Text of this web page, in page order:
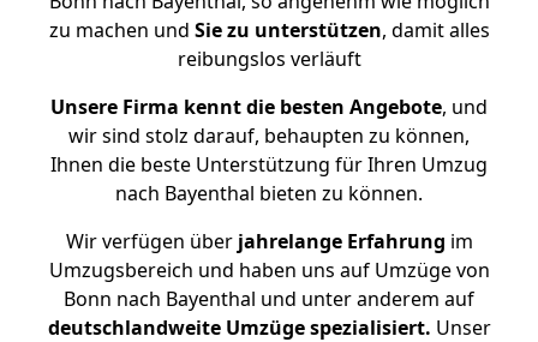
zu machen und Sie zu unterstützen, damit alles
reibungslos verläuft
Unsere Firma kennt die besten Angebote, und
wir sind stolz darauf, behaupten zu können,
Ihnen die beste Unterstützung für Ihren Umzug
nach Bayenthal bieten zu können.
Wir verfügen überjahrelange Erfahrung im
Umzugsbereich und haben uns auf Umzüge von
Bonn nach Bayenthal und unter anderem auf
deutschlandweite Umzüge spezialisiert. Unser